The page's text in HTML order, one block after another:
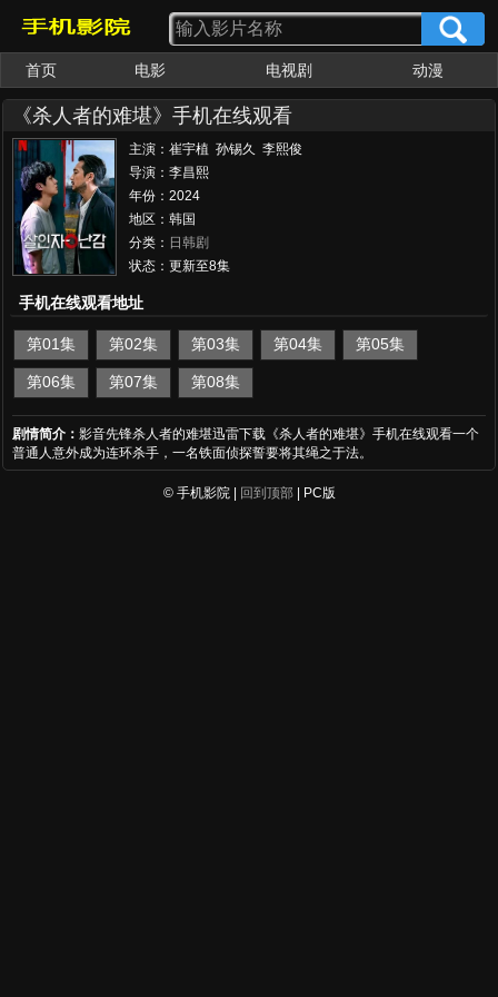
首页 电影 电视剧 动漫
《杀人者的难堪》手机在线观看
主演：崔宇植 孙锡久 李熙俊
导演：李昌熙
年份：2024
地区：韩国
分类： 日韩剧
状态：更新至8集
手机在线观看地址
第01集 第02集 第03集 第04集 第05集
第06集 第07集 第08集
剧情简介： 影音先锋杀人者的难堪迅雷下载《杀人者的难堪》手机在线观看一个
普通人意外成为连环杀手，一名铁面侦探誓要将其绳之于法。
© 手机影院 | 回到顶部| PC版